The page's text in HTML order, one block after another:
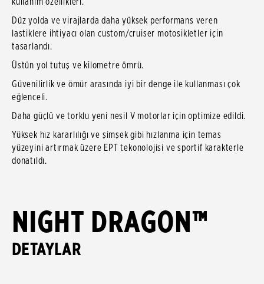
Düz yolda ve virajlarda daha yüksek performans veren
lastiklere ihtiyacı olan custom/cruiser motosikletler için
tasarlandı.
Üstün yol tutuş ve kilometre ömrü.
Güvenilirlik ve ömür arasında iyi bir denge ile kullanması çok
eğlenceli.
Daha güçlü ve torklu yeni nesil V motorlar için optimize edildi.
Yüksek hız kararlılığı ve şimşek gibi hızlanma için temas
yüzeyini artırmak üzere EPT tekonolojisi ve sportif karakterle
donatıldı.
NIGHT DRAGON™
DETAYLAR